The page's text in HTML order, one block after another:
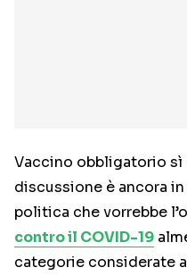
Vaccino obbligatorio sì
discussione è ancora
politica che vorrebbe
contro il COVID-19
categorie considerate